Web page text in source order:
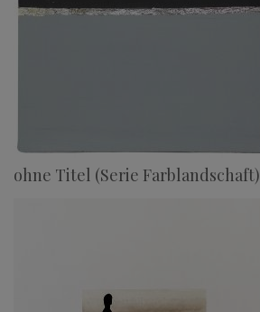
ohne Titel (Serie Farblandschaft)